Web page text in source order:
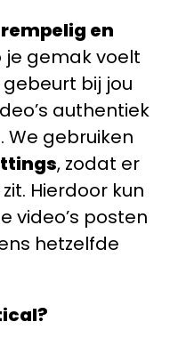
en
je gemak voelt
bij jou
authentiek
We gebruiken
, zodat er
Hierdoor kun
video’s posten
hetzelfde